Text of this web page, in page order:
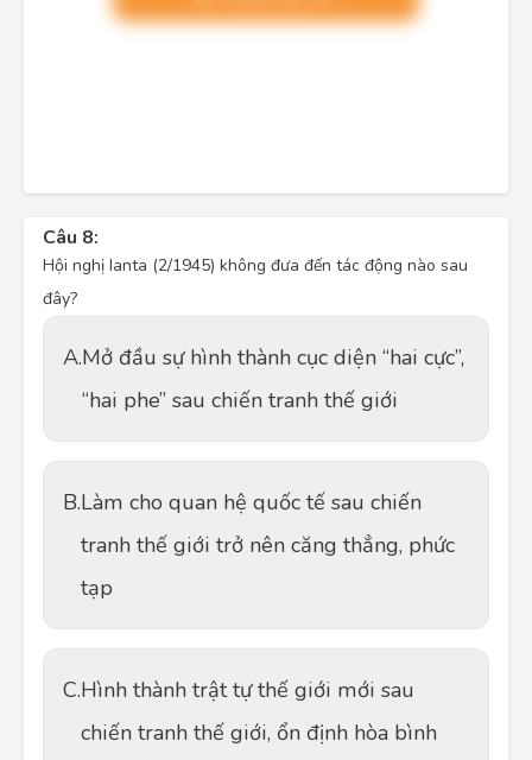
Câu 8:
Hội nghị Ianta (2/1945) không đưa đến tác động nào sau
đây?
A.Mở đầu sự hình thành cục diện “hai cực”,
“hai phe” sau chiến tranh thế giới
B.Làm cho quan hệ quốc tế sau chiến
tranh thế giới trở nên căng thẳng, phức
tạp
C.Hình thành trật tự thế giới mới sau
chiến tranh thế giới, ổn định hòa bình